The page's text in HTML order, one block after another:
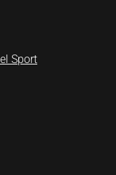
Sport